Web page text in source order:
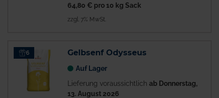
64,80 € pro 10 kg Sack
zzgl. 7% MwSt.
6 Gelbsenf Odysseus
Auf Lager
Lieferung voraussichtlich ab Donnerstag,
13. August 2026